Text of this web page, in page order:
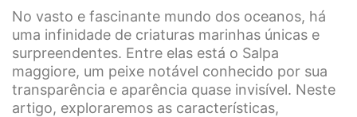
No vasto e fascinante mundo dos oceanos, há
uma infinidade de criaturas marinhas únicas e
surpreendentes. Entre elas está o Salpa
maggiore, um peixe notável conhecido por sua
transparência e aparência quase invisível. Neste
artigo, exploraremos as características,